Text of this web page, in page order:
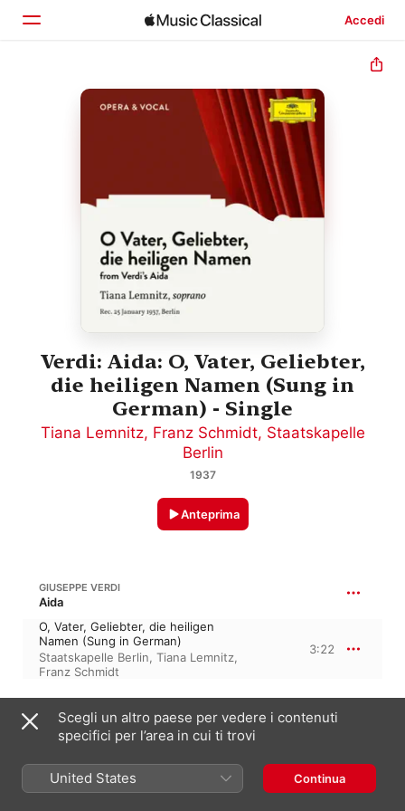
Accedi
Home
Verdi: Aida: O, Vater, Geliebter,
die heiligen Namen (Sung in
German) - Single
Tiana Lemnitz, Franz Schmidt, Staatskapelle
Berlin
1937
Anteprima
GIUSEPPE VERDI
Aida
O, Vater, Geliebter, die heiligen
Namen (Sung in German)
Staatskapelle Berlin, Tiana Lemnitz,
Franz Schmidt
3:22
25 gennaio 1937
1 traccia, 3 minuti
ETICHETTA
Scegli un altro paese per vedere i contenuti
specifici per l’area in cui ti trovi
United States Continua